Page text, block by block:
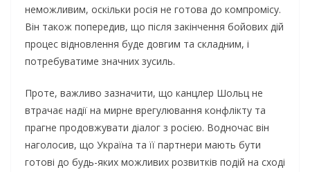
неможливим, оскільки росія не готова до компромісу.
Він також попередив, що після закінчення бойових дій
процес відновлення буде довгим та складним, і
потребуватиме значних зусиль.
Проте, важливо зазначити, що канцлер Шольц не
втрачає надії на мирне врегулювання конфлікту та
прагне продовжувати діалог з росією. Водночас він
наголосив, що Україна та її партнери мають бути
готові до будь-яких можливих розвитків подій на сході